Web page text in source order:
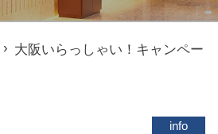
大阪いらっしゃい！キャンペー
info